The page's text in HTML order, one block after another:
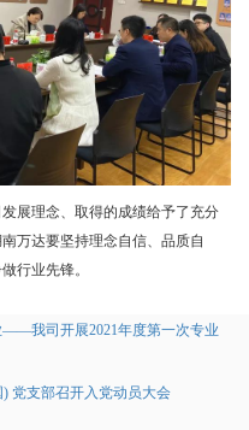
展理念、取得的成绩给予了充分
万达要坚持理念自信、品质自
行业先锋。
我司开展2021年度第一次专业
党支部召开入党动员大会